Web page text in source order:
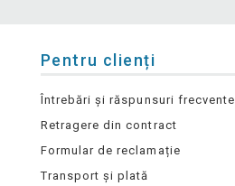
Pentru clienți
Întrebări și răspunsuri frecvente
Retragere din contract
Formular de reclamație
Transport și plată